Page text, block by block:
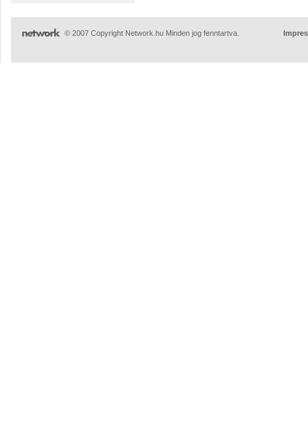
© 2007 Copyright Network.hu Minden jog fenntartva.